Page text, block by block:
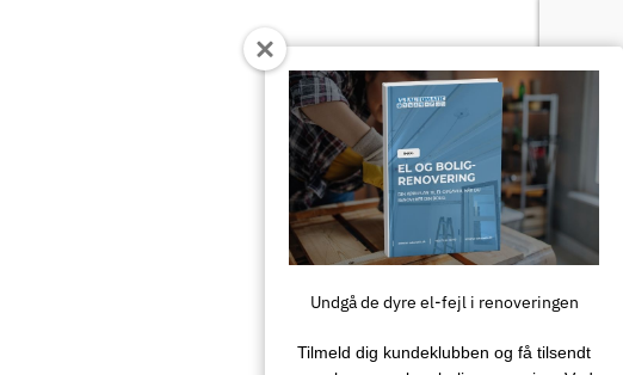
Undgå de dyre el-fejl i renoveringen
Tilmeld dig kundeklubben og få tilsendt